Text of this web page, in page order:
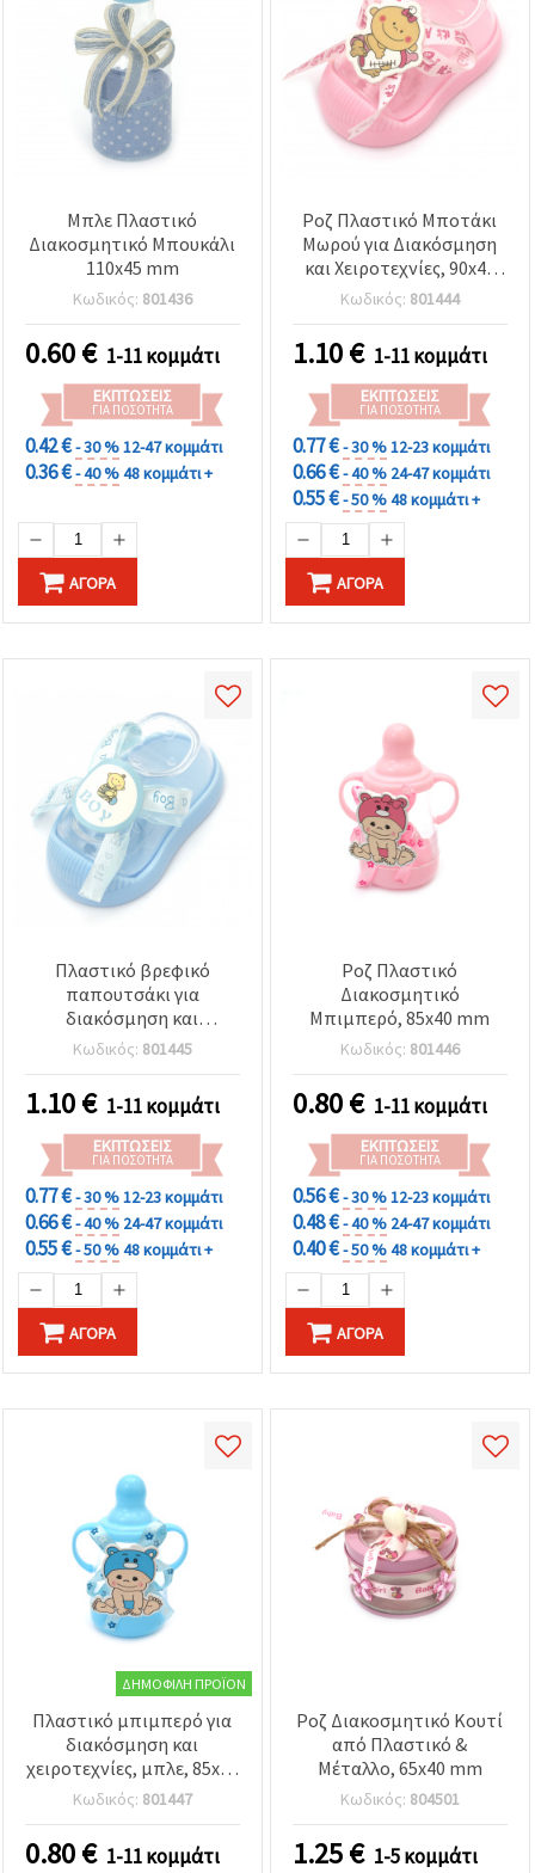
Μπλε Πλαστικό
Διακοσμητικό Μπουκάλι
110x45 mm
Κωδικός: 801436
0.60€ 1-11 κομμάτι
ΕΚΠΤΏΣΕΙΣ
ΓΙΑ ΠΟΣΌΤΗΤΑ
0.42 €- 30 %12-47 κομμάτι
0.36 €- 40 %48 κομμάτι +
ΑΓΟΡΆ
Ροζ Πλαστικό Μποτάκι
Μωρού για Διακόσμηση
και Χειροτεχνίες, 90x45
mm
Κωδικός: 801444
1.10€ 1-11 κομμάτι
ΕΚΠΤΏΣΕΙΣ
ΓΙΑ ΠΟΣΌΤΗΤΑ
0.77 €- 30 %12-23 κομμάτι
0.66 €- 40 % 24-47 κομμάτι
0.55 €- 50 %48 κομμάτι +
ΑΓΟΡΆ
Πλαστικό βρεφικό
παπουτσάκι για
διακόσμηση και
χειροτεχνίες, Μπλε,
90x45 mm
Κωδικός: 801445
1.10€ 1-11 κομμάτι
ΕΚΠΤΏΣΕΙΣ
ΓΙΑ ΠΟΣΌΤΗΤΑ
0.77 €- 30 %12-23 κομμάτι
0.66 €- 40 % 24-47 κομμάτι
0.55 €- 50 %48 κομμάτι +
ΑΓΟΡΆ
Ροζ Πλαστικό
Διακοσμητικό
Μπιμπερό, 85x40 mm
Κωδικός: 801446
0.80€ 1-11 κομμάτι
ΕΚΠΤΏΣΕΙΣ
ΓΙΑ ΠΟΣΌΤΗΤΑ
0.56 €- 30 %12-23 κομμάτι
0.48 €- 40 % 24-47 κομμάτι
0.40 €- 50 %48 κομμάτι +
ΑΓΟΡΆ
ΔΗΜΟΦΙΛΉ ΠΡΟΪΌΝ
Πλαστικό μπιμπερό για
διακόσμηση και
χειροτεχνίες, μπλε, 85x40
mm
Κωδικός: 801447
0.80€ 1-11 κομμάτι
Ροζ Διακοσμητικό Κουτί
από Πλαστικό &
Μέταλλο, 65x40 mm
Κωδικός: 804501
1.25€ 1-5 κομμάτι